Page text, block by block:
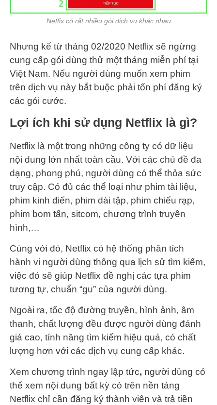
Netfix có rất nhiều gói dịch vụ khác nhau
Nhưng kể từ tháng 02/2020 Netflix sẽ ngừng
cung cấp gói dùng thử một tháng miễn phí tại
Việt Nam. Nếu người dùng muốn xem phim
trên dịch vụ này bắt buộc phải tốn phí đăng ký
các gói cước.
Lợi ích khi sử dụng Netflix là gì?
Netflix là một trong những công ty có dữ liệu
nội dung lớn nhất toàn cầu. Với các chủ đề đa
dạng, phong phú, người dùng có thể thỏa sức
truy cập. Có đủ các thể loại như phim tài liệu,
phim kinh điển, phim dài tập, phim chiếu rạp,
phim bom tấn, sitcom, chương trình truyền
hình,…
Cùng với đó, Netflix có hệ thống phân tích
hành vi người dùng thông qua lịch sử tìm kiếm,
việc đó sẽ giúp Netflix đề nghị các tựa phim
tương tự, chuẩn “gu” của người dùng.
Ngoài ra, tốc độ đường truyền, hình ảnh, âm
thanh, chất lượng đều được người dùng đánh
giá cao, tính năng tìm kiếm hiệu quả, có chất
lượng hơn với các dịch vụ cung cấp khác.
Xem chương trình ngay lập tức, người dùng có
thể xem nội dung bất kỳ có trên nền tảng
Netflix chỉ cần đăng ký thành viên và trả tiền